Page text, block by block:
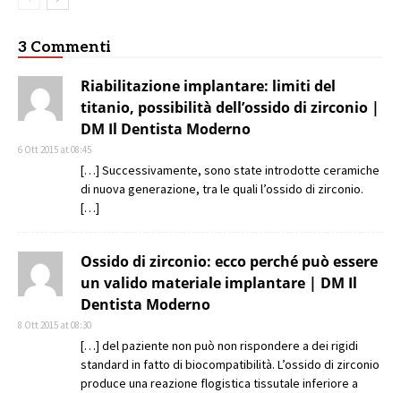
3 Commenti
Riabilitazione implantare: limiti del
titanio, possibilità dell’ossido di zirconio |
DM Il Dentista Moderno
6 Ott 2015 at 08:45
[…] Successivamente, sono state introdotte ceramiche
di nuova generazione, tra le quali l’ossido di zirconio.
[…]
Ossido di zirconio: ecco perché può essere
un valido materiale implantare | DM Il
Dentista Moderno
8 Ott 2015 at 08:30
[…] del paziente non può non rispondere a dei rigidi
standard in fatto di biocompatibilità. L’ossido di zirconio
produce una reazione flogistica tissutale inferiore a